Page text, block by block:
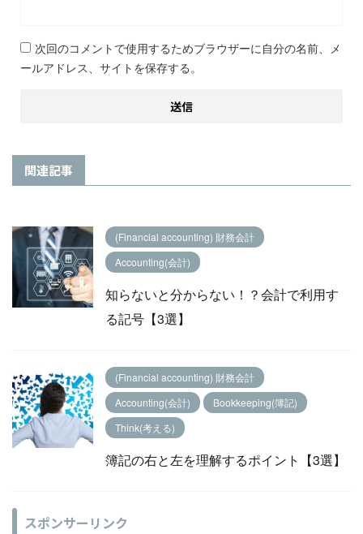
次回のコメントで使用するためブラウザーに自分の名前、メ
ールアドレス、サイトを保存する。
関連記事
(Financial accounting) 財務会計
Accounting(会計)
知らないと分からない！？会計で利用す
る記号【3選】
(Financial accounting) 財務会計
Accounting(会計)
Bookkeeping(簿記)
Think(考える)
簿記の右と左を理解するポイント【3選】
スポンサーリンク